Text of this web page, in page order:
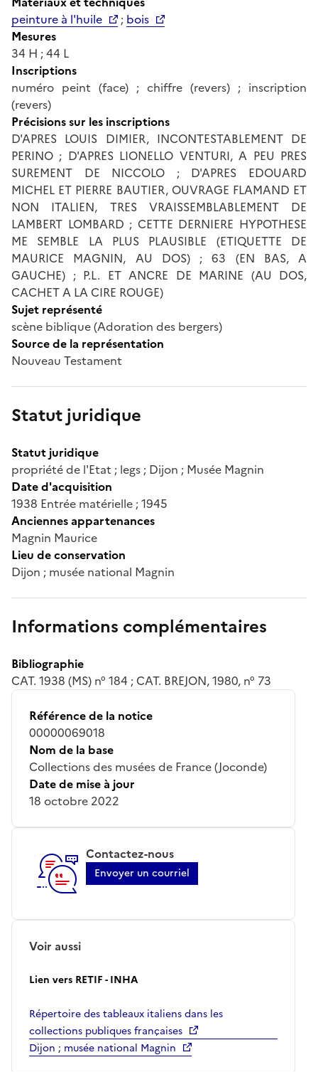
peinture à l'huile
; bois
Mesures
34 H ; 44 L
Inscriptions
numéro peint (face) ; chiffre (revers) ; inscription
(revers)
Précisions sur les inscriptions
D'APRES LOUIS DIMIER, INCONTESTABLEMENT DE
PERINO ; D'APRES LIONELLO VENTURI, A PEU PRES
SUREMENT DE NICCOLO ; D'APRES EDOUARD
MICHEL ET PIERRE BAUTIER, OUVRAGE FLAMAND ET
NON ITALIEN, TRES VRAISSEMBLABLEMENT DE
LAMBERT LOMBARD ; CETTE DERNIERE HYPOTHESE
ME SEMBLE LA PLUS PLAUSIBLE (ETIQUETTE DE
MAURICE MAGNIN, AU DOS) ; 63 (EN BAS, A
GAUCHE) ; P.L. ET ANCRE DE MARINE (AU DOS,
CACHET A LA CIRE ROUGE)
Sujet représenté
scène biblique (Adoration des bergers)
Source de la représentation
Nouveau Testament
Statut juridique
Statut juridique
propriété de l'Etat ; legs ; Dijon ; Musée Magnin
Date d'acquisition
1938 Entrée matérielle ; 1945
Anciennes appartenances
Magnin Maurice
Lieu de conservation
Dijon ; musée national Magnin
Informations complémentaires
Bibliographie
CAT. 1938 (MS) n° 184 ; CAT. BREJON, 1980, n° 73
Référence de la notice
00000069018
Nom de la base
Collections des musées de France (Joconde)
Date de mise à jour
18 octobre 2022
Contactez-nous
Envoyer un courriel
Voir aussi
Lien vers RETIF - INHA
Répertoire des tableaux italiens dans les
collections publiques françaises
Dijon ; musée national Magnin